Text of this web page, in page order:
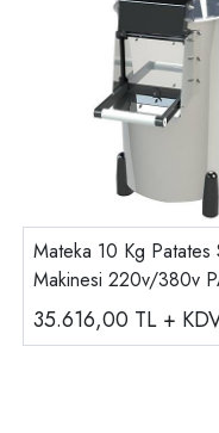
Mateka 10 Kg Patates
Makinesi 220v/380v
35.616,00 TL +